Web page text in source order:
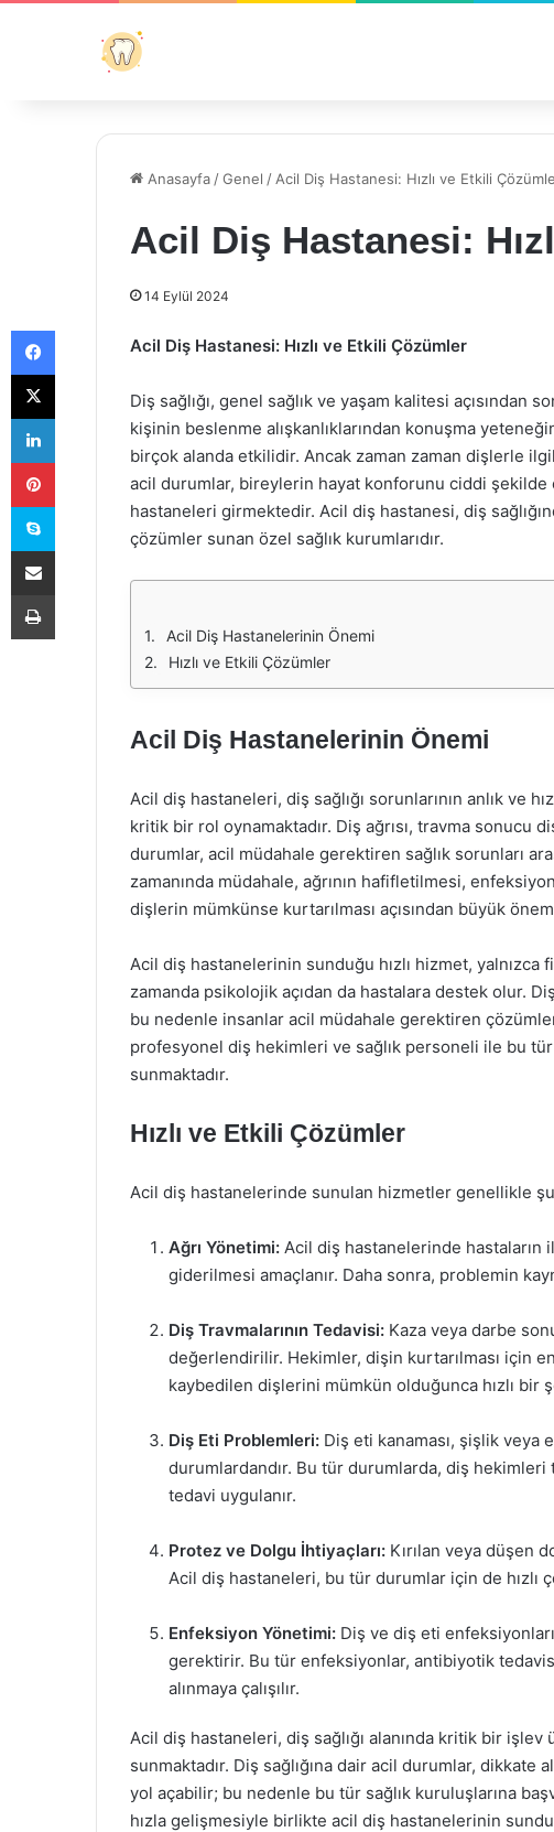
Anasayfa /Genel / Acil Diş Hastanesi: Hızlı ve Etkili
Acil Diş Hastanesi:
14 Eylül 2024
Acil Diş Hastanesi: Hızlı ve Etkili Çözümler
Diş sağlığı, genel sağlık ve yaşam kalitesi açısından
kişinin beslenme alışkanlıklarından konuşma
birçok alanda etkilidir. Ancak zaman zaman dişlerle
acil durumlar, bireylerin hayat konforunu ciddi
hastaneleri girmektedir. Acil diş hastanesi, diş
çözümler sunan özel sağlık kurumlarıdır.
Acil Diş Hastanelerinin Önemi
Hızlı ve Etkili Çözümler
Acil Diş Hastanelerinin Önemi
Acil diş hastaneleri, diş sağlığı sorunlarının anlık ve
kritik bir rol oynamaktadır. Diş ağrısı, travma sonucu
durumlar, acil müdahale gerektiren sağlık sorunları
zamanında müdahale, ağrının hafifletilmesi,
dişlerin mümkünse kurtarılması açısından büyük önem
Acil diş hastanelerinin sunduğu hızlı hizmet, yalnızca
zamanda psikolojik açıdan da hastalara destek olur.
bu nedenle insanlar acil müdahale gerektiren
profesyonel diş hekimleri ve sağlık personeli ile bu
sunmaktadır.
Hızlı ve Etkili Çözümler
Acil diş hastanelerinde sunulan hizmetler genellikle
Ağrı Yönetimi: Acil diş hastanelerinde hastaların
giderilmesi amaçlanır. Daha sonra, problemin
Diş Travmalarının Tedavisi: Kaza veya darbe
değerlendirilir. Hekimler, dişin kurtarılması için
kaybedilen dişlerini mümkün olduğunca hızlı bir
Diş Eti Problemleri: Diş eti kanaması, şişlik
durumlardandır. Bu tür durumlarda, diş
tedavi uygulanır.
Protez ve Dolgu İhtiyaçları: Kırılan veya düşen
Acil diş hastaneleri, bu tür durumlar için de hızlı
Enfeksiyon Yönetimi: Diş ve diş eti
gerektirir. Bu tür enfeksiyonlar, antibiyotik
alınmaya çalışılır.
Acil diş hastaneleri, diş sağlığı alanında kritik bir
sunmaktadır. Diş sağlığına dair acil durumlar, dikkate
yol açabilir; bu nedenle bu tür sağlık kuruluşlarına
hızla gelişmesiyle birlikte acil diş hastanelerinin
Facebook
X
LinkedIn
Pinterest
Skype
E-Posta ile paylaş